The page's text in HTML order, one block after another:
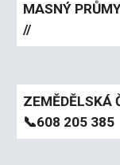
MASNÝ
//
ZEMĚDĚLSKÁ
📞608 205 385